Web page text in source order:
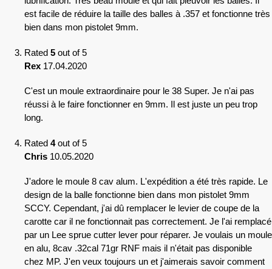
est facile de réduire la taille des balles à .357 et fonctionne très
bien dans mon pistolet 9mm.
Rated 5 out of 5
Rex 17.04.2020
C'est un moule extraordinaire pour le 38 Super. Je n'ai pas
réussi à le faire fonctionner en 9mm. Il est juste un peu trop
long.
Rated 4out of 5
Chris 10.05.2020
J'adore le moule 8 cav alum. L'expédition a été très rapide. Le
design de la balle fonctionne bien dans mon pistolet 9mm
SCCY. Cependant, j'ai dû remplacer le levier de coupe de la
carotte car il ne fonctionnait pas correctement. Je l'ai remplacé
par un Lee sprue cutter lever pour réparer. Je voulais un moule
en alu, 8cav .32cal 71gr RNF mais il n'était pas disponible
chez MP. J'en veux toujours un et j'aimerais savoir comment